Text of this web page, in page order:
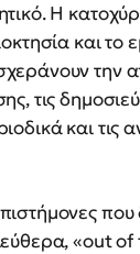
Η
και το
την
τις
και τις
που
«out